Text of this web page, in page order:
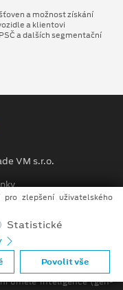
a možnost získání
a klientovi
a dalších segmentační
VM s.r.o.
zákazníků
je využíváno kombinace
snímků (CGI)
umělé inteligence (gen-
zlepšení uživatelského
Statistické
Povolit vše